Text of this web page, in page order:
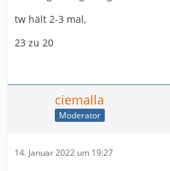
tw hält 2-3 mal,
23 zu 20
ciemalla
Moderator
14. Januar 2022 um 19:27